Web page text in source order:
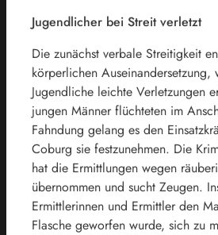
Jugendlicher bei Streit verletzt
Die zunächst verbale Streitigkeit
körperlichen Auseinandersetzung,
Jugendliche leichte Verletzungen
jungen Männer flüchteten im
Fahndung gelang es den
Coburg sie festzunehmen. Die
hat die Ermittlungen wegen
übernommen und sucht Zeugen.
Ermittlerinnen und Ermittler den
Flasche geworfen wurde, sich zu